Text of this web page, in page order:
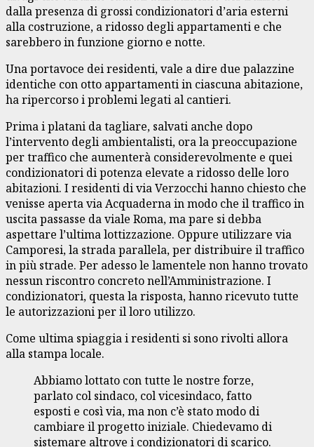
dalla presenza di grossi condizionatori d’aria esterni
alla costruzione, a ridosso degli appartamenti e che
sarebbero in funzione giorno e notte.
Una portavoce dei residenti, vale a dire due palazzine
identiche con otto appartamenti in ciascuna abitazione,
ha ripercorso i problemi legati al cantieri.
Prima i platani da tagliare, salvati anche dopo
l’intervento degli ambientalisti, ora la preoccupazione
per traffico che aumenterà considerevolmente e quei
condizionatori di potenza elevate a ridosso delle loro
abitazioni. I residenti di via Verzocchi hanno chiesto che
venisse aperta via Acquaderna in modo che il traffico in
uscita passasse da viale Roma, ma pare si debba
aspettare l’ultima lottizzazione. Oppure utilizzare via
Camporesi, la strada parallela, per distribuire il traffico
in più strade. Per adesso le lamentele non hanno trovato
nessun riscontro concreto nell’Amministrazione. I
condizionatori, questa la risposta, hanno ricevuto tutte
le autorizzazioni per il loro utilizzo.
Come ultima spiaggia i residenti si sono rivolti allora
alla stampa locale.
Abbiamo lottato con tutte le nostre forze,
parlato col sindaco, col vicesindaco, fatto
esposti e così via, ma non c’è stato modo di
cambiare il progetto iniziale. Chiedevamo di
sistemare altrove i condizionatori di scarico.